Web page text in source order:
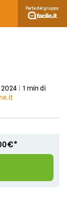
Parte del gruppo:
1 min di